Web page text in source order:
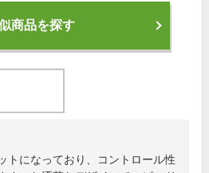
商品を探す
トになっており、コントロール性